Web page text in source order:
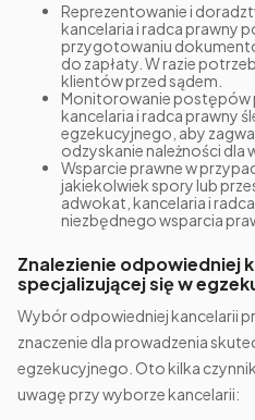
Reprezentowanie i
kancelaria i radca prawny
przygotowaniu
do zapłaty. W razie
klientów przed sądem.
Monitorowanie postępów
kancelaria i radca prawny
egzekucyjnego, aby
odzyskanie należności dla
Wsparcie prawne w
jakiekolwiek spory lub
adwokat, kancelaria i
niezbędnego wsparcia
Znalezienie odpowiedniej
specjalizującej się w
Wybór odpowiedniej kancelarii
znaczenie dla prowadzenia
egzekucyjnego. Oto kilka
uwagę przy wyborze kancelarii: